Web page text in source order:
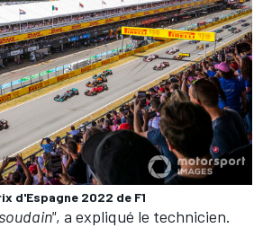
d'Espagne 2022 de F1
, a expliqué le technicien.